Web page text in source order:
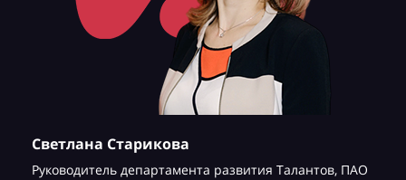
Светлана Старикова
Руководитель департамента развития Талантов, ПАО